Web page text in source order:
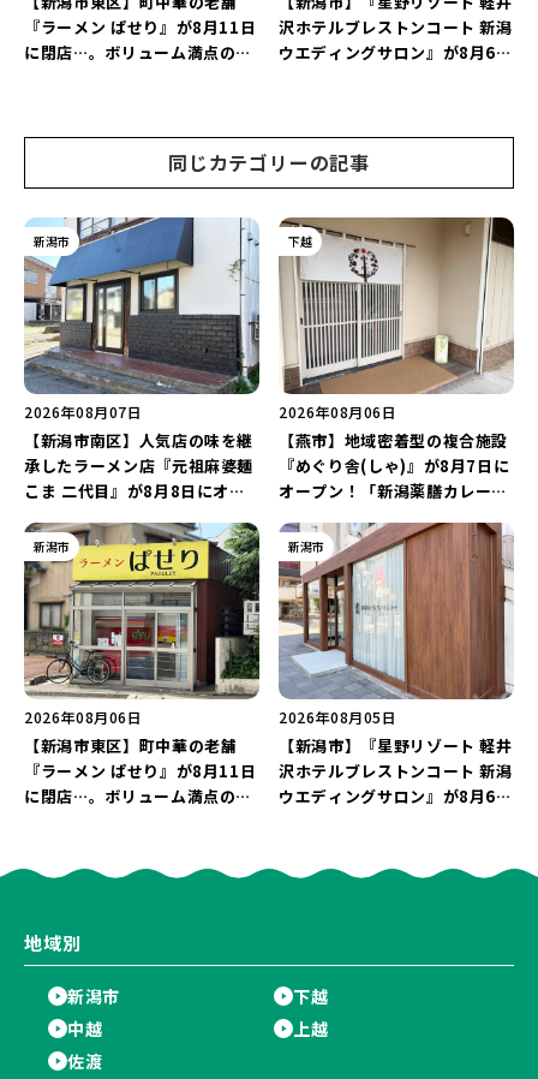
『ラーメン ぱせり』が8月11日
に閉店…。ボリューム満点の名
沢ホテルブレストンコート 新潟
ウエディングサロン』が8月6日
同じカテゴリーの記事
新潟市
2026年08月07日
【新潟市南区】人気店の味を継
承したラーメン店『元祖麻婆麺
こま 二代目』が8月8日にオー
た「麻婆麺」を復刻♪
下越
2026年08月06日
【燕市】地域密着型の複合施設
『めぐり舎(しゃ)』が8月7日に
オープン！「新潟薬膳カレー
メニューや漆喰アートを楽しも
う♪
新潟市
2026年08月06日
【新潟市東区】町中華の老舗
『ラーメン ぱせり』が8月11日
に閉店…。ボリューム満点の名
新潟市
2026年08月05日
【新潟市】『星野リゾート 軽井
沢ホテルブレストンコート 新潟
ウエディングサロン』が8月6日
地域別
新潟市
下越
中越
上越
佐渡